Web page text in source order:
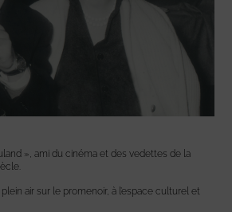
», ami du cinéma et des vedettes de la
air sur le promenoir, à l’espace culturel et